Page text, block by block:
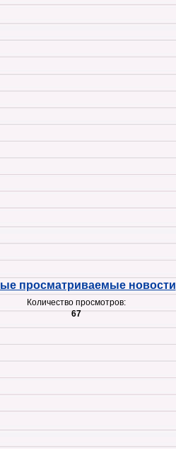
просматриваемые новости
Количество просмотров:
67